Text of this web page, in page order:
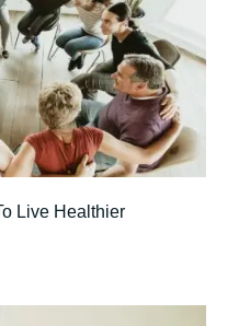
Live Healthier